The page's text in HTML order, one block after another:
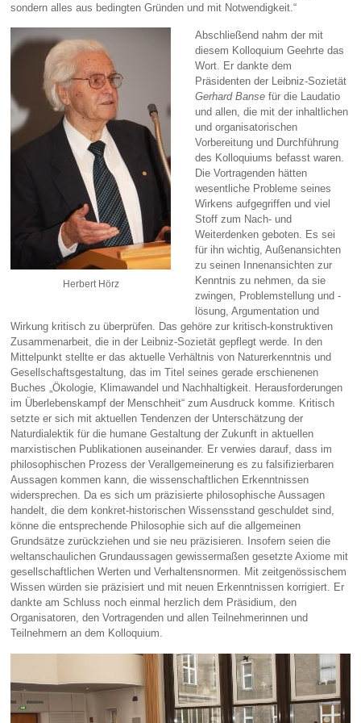
sondern alles aus bedingten Gründen und mit Notwendigkeit.“
Herbert Hörz
Abschließend nahm der mit
diesem Kolloquium Geehrte das
Wort. Er dankte dem
Präsidenten der Leibniz-Sozietät
Gerhard Banse für die Laudatio
und allen, die mit der inhaltlichen
und organisatorischen
Vorbereitung und Durchführung
des Kolloquiums befasst waren.
Die Vortragenden hätten
wesentliche Probleme seines
Wirkens aufgegriffen und viel
Stoff zum Nach- und
Weiterdenken geboten. Es sei
für ihn wichtig, Außenansichten
zu seinen Innenansichten zur
Kenntnis zu nehmen, da sie
zwingen, Problemstellung und -
lösung, Argumentation und
Wirkung kritisch zu überprüfen. Das gehöre zur kritisch-konstruktiven
Zusammenarbeit, die in der Leibniz-Sozietät gepflegt werde. In den
Mittelpunkt stellte er das aktuelle Verhältnis von Naturerkenntnis und
Gesellschaftsgestaltung, das im Titel seines gerade erschienenen
Buches „Ökologie, Klimawandel und Nachhaltigkeit. Herausforderungen
im Überlebenskampf der Menschheit“ zum Ausdruck komme. Kritisch
setzte er sich mit aktuellen Tendenzen der Unterschätzung der
Naturdialektik für die humane Gestaltung der Zukunft in aktuellen
marxistischen Publikationen auseinander. Er verwies darauf, dass im
philosophischen Prozess der Verallgemeinerung es zu falsifizierbaren
Aussagen kommen kann, die wissenschaftlichen Erkenntnissen
widersprechen. Da es sich um präzisierte philosophische Aussagen
handelt, die dem konkret-historischen Wissensstand geschuldet sind,
könne die entsprechende Philosophie sich auf die allgemeinen
Grundsätze zurückziehen und sie neu präzisieren. Insofern seien die
weltanschaulichen Grundaussagen gewissermaßen gesetzte Axiome mit
gesellschaftlichen Werten und Verhaltensnormen. Mit zeitgenössischem
Wissen würden sie präzisiert und mit neuen Erkenntnissen korrigiert. Er
dankte am Schluss noch einmal herzlich dem Präsidium, den
Organisatoren, den Vortragenden und allen Teilnehmerinnen und
Teilnehmern an dem Kolloquium.